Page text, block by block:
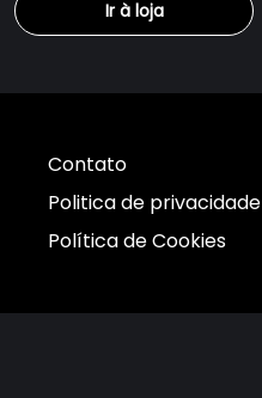
Ir à loja
Contato
Politica de privacidade
Política de Cookies